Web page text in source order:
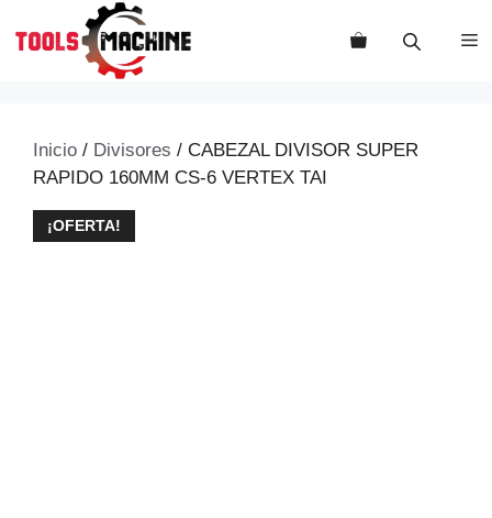
Inicio / Divisores / CABEZAL DIVISOR SUPER
RAPIDO 160MM CS-6 VERTEX TAI
¡OFERTA!